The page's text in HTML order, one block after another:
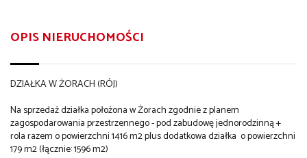
OPIS NIERUCHOMOŚCI
DZIAŁKA W ŻORACH (RÓJ)
Na sprzedaż działka położona w Żorach zgodnie z planem
zagospodarowania przestrzennego - pod zabudowę jednorodzinną +
rola razem o powierzchni 1416 m2 plus dodatkowa działka o powierzchni
179 m2 (łącznie: 1596 m2)